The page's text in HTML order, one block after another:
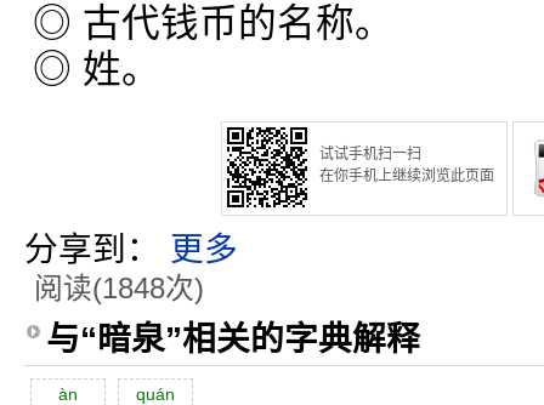
◎ 古代钱币的名称。
◎ 姓。
试试手机扫一扫
在你手机上继续浏览此页面
分享到： 更多
阅读(1848次)
与“暗泉”相关的字典解释
àn quán